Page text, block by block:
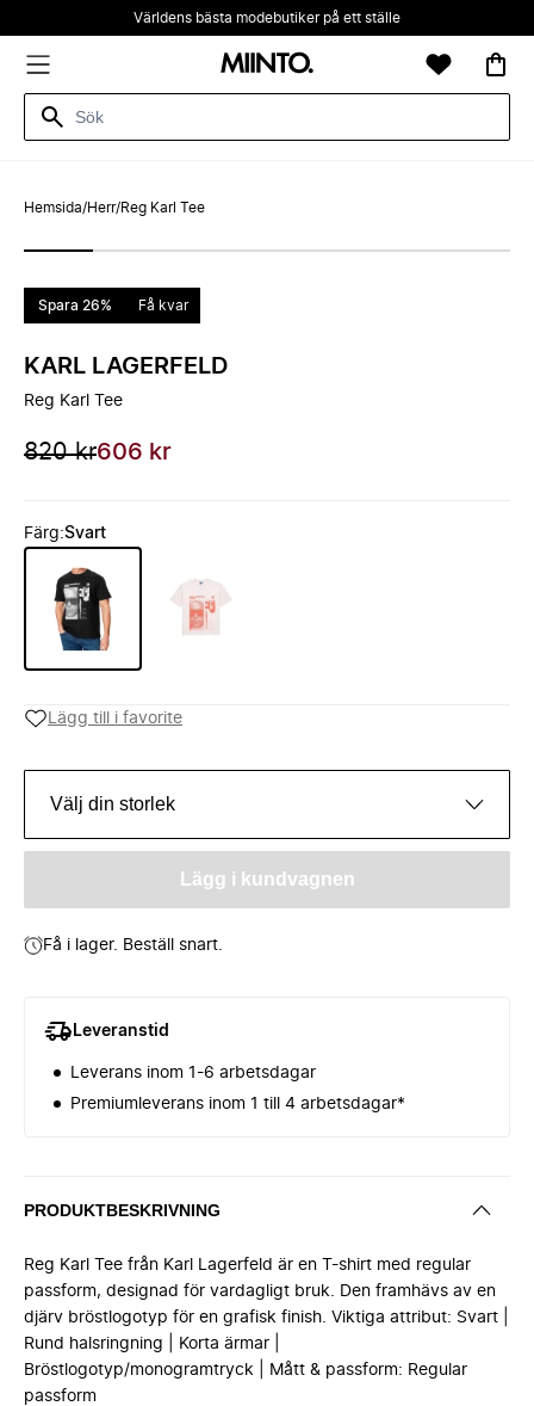
Världens bästa modebutiker på ett ställe
Hemsida/Herr/Reg Karl Tee
Spara 26% Få kvar
KARL LAGERFELD
Reg Karl Tee
820 kr606 kr
Färg:Svart
Lägg till i favorite
Välj din storlek
Lägg i kundvagnen
Få i lager. Beställ snart.
Leveranstid
Leverans inom 1-6 arbetsdagar
Premiumleverans inom 1 till 4 arbetsdagar*
PRODUKTBESKRIVNING
Reg Karl Tee från Karl Lagerfeld är en T-shirt med regular
passform, designad för vardagligt bruk. Den framhävs av en
djärv bröstlogotyp för en grafisk finish. Viktiga attribut: Svart |
Rund halsringning | Korta ärmar |
Bröstlogotyp/monogramtryck | Mått & passform: Regular
passform